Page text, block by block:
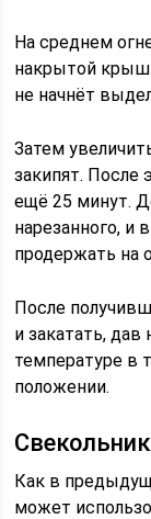
На среднем
накрытой
не начнёт
Затем
закипят. После
ещё 25 минут.
нарезанного, и
продержать на
После
и закатать, дав
температуре в
положении.
Как в
может